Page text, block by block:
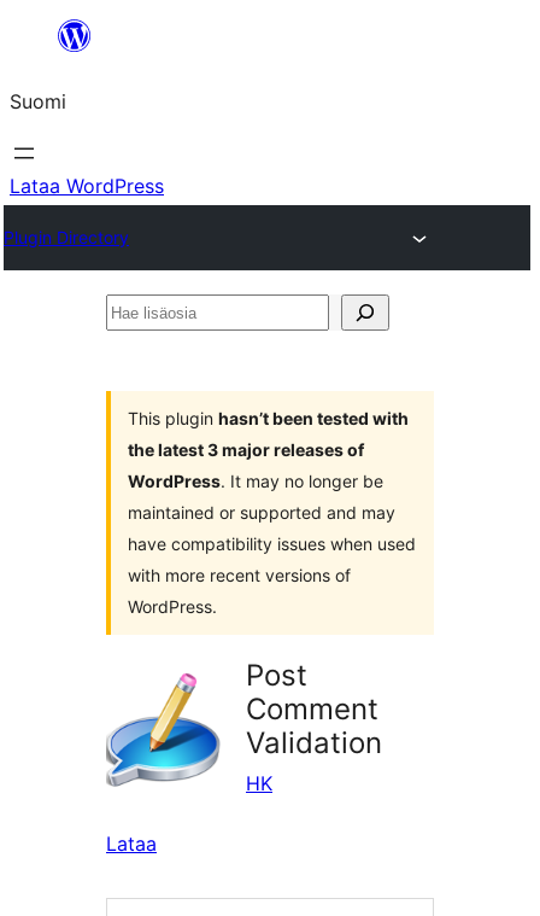
Suomi
Lataa WordPress
Plugin Directory
Hae
This plugin hasn’t been tested with
the latest 3 major releases of
WordPress. It may no longer be
maintained or supported and may
have compatibility issues when used
with more recent versions of
WordPress.
Post
Comment
Validation
HK
Lataa